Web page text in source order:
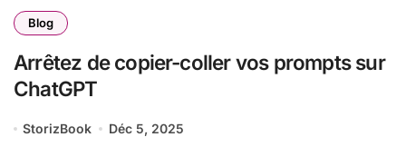
Blog
Arrêtez de copier-coller vos prompts sur
ChatGPT
StorizBook Déc 5, 2025